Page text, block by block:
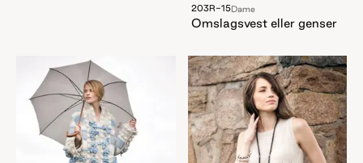
203R-15Dame
Omslagsvest eller genser